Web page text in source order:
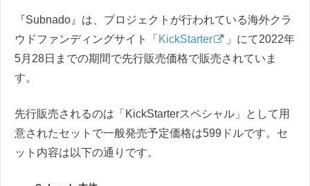
『Subnado』は、プロジェクトが行われている海外クラ
ウドファンディングサイト「 KickStarter
」にて2022年
5月28日までの期間で先行販売価格で販売されていま
す。
先行販売されるのは「KickStarterスペシャル」として用
意されたセットで一般発売予定価格は599ドルです。セ
ット内容は以下の通りです。